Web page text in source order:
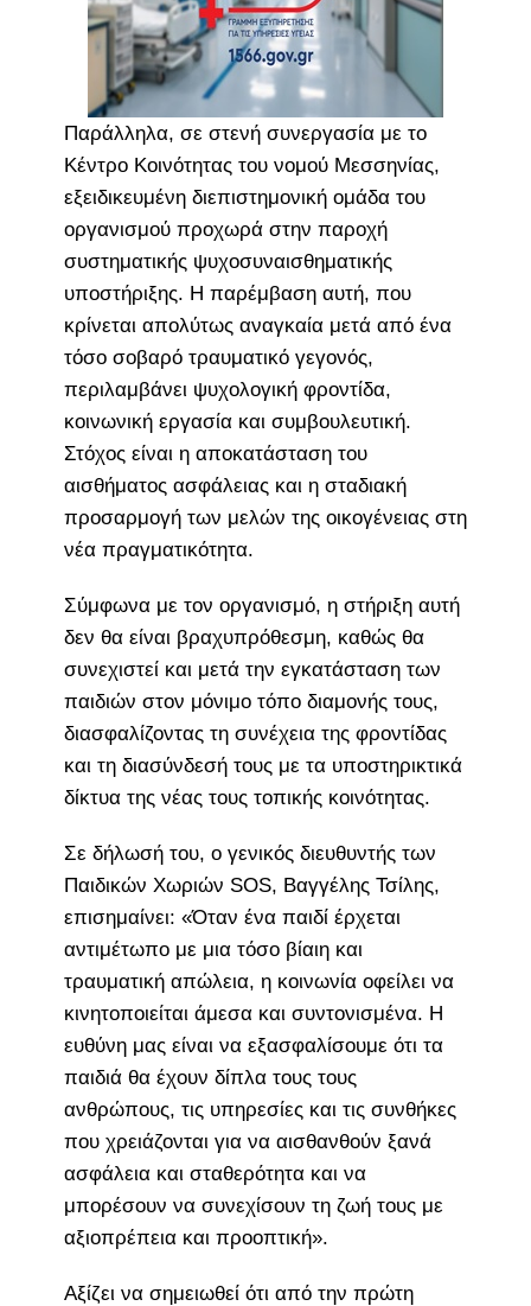
Παράλληλα, σε στενή συνεργασία με το
Κέντρο Κοινότητας του νομού Μεσσηνίας,
εξειδικευμένη διεπιστημονική ομάδα του
οργανισμού προχωρά στην παροχή
συστηματικής ψυχοσυναισθηματικής
υποστήριξης. Η παρέμβαση αυτή, που
κρίνεται απολύτως αναγκαία μετά από ένα
τόσο σοβαρό τραυματικό γεγονός,
περιλαμβάνει ψυχολογική φροντίδα,
κοινωνική εργασία και συμβουλευτική.
Στόχος είναι η αποκατάσταση του
αισθήματος ασφάλειας και η σταδιακή
προσαρμογή των μελών της οικογένειας στη
νέα πραγματικότητα.
Σύμφωνα με τον οργανισμό, η στήριξη αυτή
δεν θα είναι βραχυπρόθεσμη, καθώς θα
συνεχιστεί και μετά την εγκατάσταση των
παιδιών στον μόνιμο τόπο διαμονής τους,
διασφαλίζοντας τη συνέχεια της φροντίδας
και τη διασύνδεσή τους με τα υποστηρικτικά
δίκτυα της νέας τους τοπικής κοινότητας.
Σε δήλωσή του, ο γενικός διευθυντής των
Παιδικών Χωριών SOS, Βαγγέλης Τσίλης,
επισημαίνει: «Όταν ένα παιδί έρχεται
αντιμέτωπο με μια τόσο βίαιη και
τραυματική απώλεια, η κοινωνία οφείλει να
κινητοποιείται άμεσα και συντονισμένα. Η
ευθύνη μας είναι να εξασφαλίσουμε ότι τα
παιδιά θα έχουν δίπλα τους τους
ανθρώπους, τις υπηρεσίες και τις συνθήκες
που χρειάζονται για να αισθανθούν ξανά
ασφάλεια και σταθερότητα και να
μπορέσουν να συνεχίσουν τη ζωή τους με
αξιοπρέπεια και προοπτική».
Αξίζει να σημειωθεί ότι από την πρώτη